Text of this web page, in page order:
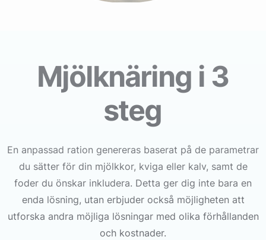
Mjölknäring i 3
steg
En anpassad ration genereras baserat på de parametrar
du sätter för din mjölkkor, kviga eller kalv, samt de
foder du önskar inkludera. Detta ger dig inte bara en
enda lösning, utan erbjuder också möjligheten att
utforska andra möjliga lösningar med olika förhållanden
och kostnader.